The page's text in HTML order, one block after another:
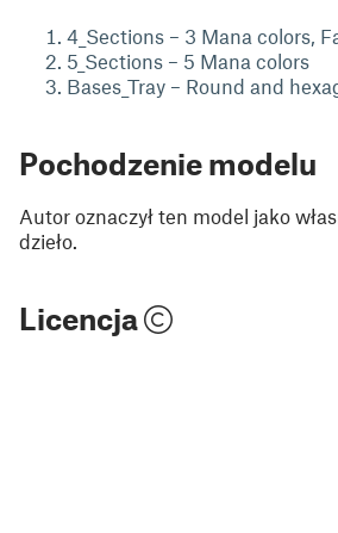
4_Sections – 3 Mana colors,
5_Sections – 5 Mana colors
Bases_Tray – Round and
Pochodzenie modelu
Autor oznaczył ten model jako
dzieło.
Licencja